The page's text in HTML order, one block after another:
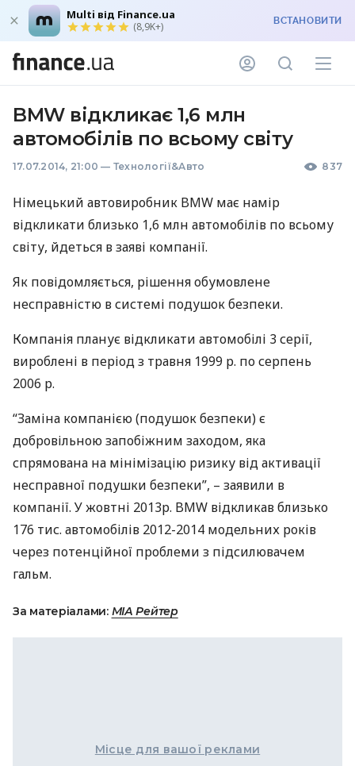
Multi від Finance.ua
(8,9K+) ВСТАНОВИТИ
BMW відкликає 1,6 млн
автомобілів по всьому світу
17.07.2014, 21:00 — Технології&Авто 837
Німецький автовиробник BMW має намір
відкликати близько 1,6 млн автомобілів по всьому
світу, йдеться в заяві компанії.
Як повідомляється, рішення обумовлене
несправністю в системі подушок безпеки.
Компанія планує відкликати автомобілі 3 серії,
вироблені в період з травня 1999 р. по серпень
2006 р.
“Заміна компанією (подушок безпеки) є
добровільною запобіжним заходом, яка
спрямована на мінімізацію ризику від активації
несправної подушки безпеки”, – заявили в
компанії. У жовтні 2013р. BMW відкликав близько
176 тис. автомобілів 2012-2014 модельних років
через потенційної проблеми з підсилювачем
гальм.
За матеріалами: МIА Рейтер
Місце для вашої реклами